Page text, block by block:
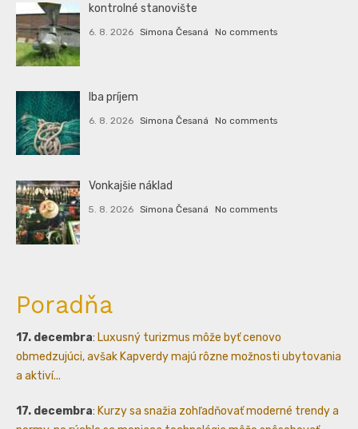
kontrolné stanovište
6. 8. 2026 Simona Česaná No comments
Iba príjem
6. 8. 2026 Simona Česaná No comments
Vonkajšie náklad
5. 8. 2026 Simona Česaná No comments
Poradňa
17. decembra: Luxusný turizmus môže byť cenovo
obmedzujúci, avšak Kapverdy majú rôzne možnosti ubytovania
a aktiví...
17. decembra: Kurzy sa snažia zohľadňovať moderné trendy a